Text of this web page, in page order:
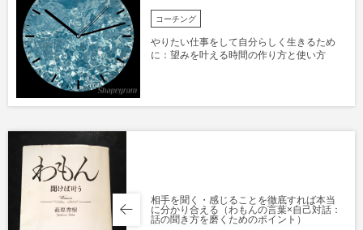
コーチング
やりたい仕事をして自分らしく生きるため
に：望みを叶える時間の作り方と使い方
相手を聞く・感じることを徹底すれば本当
に分かり合える（わもんの言葉×自己対話：
話の聞き方を磨くためのポイント）